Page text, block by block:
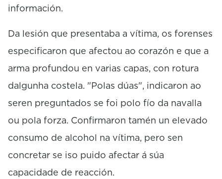
información.
Da lesión que presentaba a vítima, os forenses
especificaron que afectou ao corazón e que a
arma profundou en varias capas, con rotura
dalgunha costela. "Polas dúas", indicaron ao
seren preguntados se foi polo fío da navalla
ou pola forza. Confirmaron tamén un elevado
consumo de alcohol na vítima, pero sen
concretar se iso puido afectar á súa
capacidade de reacción.